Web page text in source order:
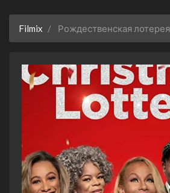
Filmix Рождественская лотерея